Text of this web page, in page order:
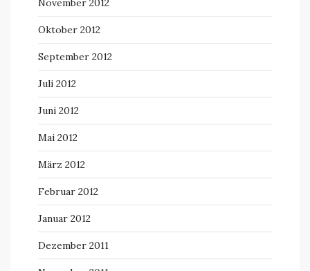
November 2012
Oktober 2012
September 2012
Juli 2012
Juni 2012
Mai 2012
März 2012
Februar 2012
Januar 2012
Dezember 2011